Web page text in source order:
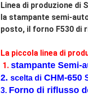
Linea di produzione di
la stampante semi-
posto, il forno F530 di
La piccola linea di
1. stampante Semi-
2. scelta di CHM-650
3. Forno di riflusso